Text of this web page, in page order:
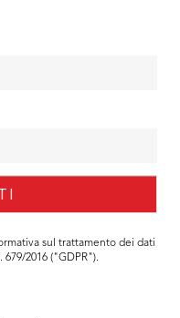
sul trattamento dei dati
679/2016 ("GDPR").